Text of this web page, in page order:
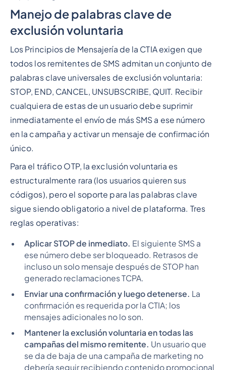
Manejo de palabras clave de
exclusión voluntaria
Los Principios de Mensajería de la CTIA exigen que
todos los remitentes de SMS admitan un conjunto de
palabras clave universales de exclusión voluntaria:
STOP, END, CANCEL, UNSUBSCRIBE, QUIT. Recibir
cualquiera de estas de un usuario debe suprimir
inmediatamente el envío de más SMS a ese número
en la campaña y activar un mensaje de confirmación
único.
Para el tráfico OTP, la exclusión voluntaria es
estructuralmente rara (los usuarios quieren sus
códigos), pero el soporte para las palabras clave
sigue siendo obligatorio a nivel de plataforma. Tres
reglas operativas:
Aplicar STOP de inmediato. El siguiente SMS a
ese número debe ser bloqueado. Retrasos de
incluso un solo mensaje después de STOP han
generado reclamaciones TCPA.
Enviar una confirmación y luego detenerse. La
confirmación es requerida por la CTIA; los
mensajes adicionales no lo son.
Mantener la exclusión voluntaria en todas las
campañas del mismo remitente. Un usuario que
se da de baja de una campaña de marketing no
debería seguir recibiendo contenido promocional